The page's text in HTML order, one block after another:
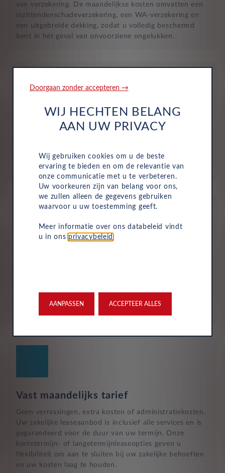
van verzekering. De maandelijkse kosten omvatten een
inzittendenschadeverzekering, een WA-verzekering en
een uitgebreide dekking, zodat u volledig beschermd
bent in het geval van onvoorziene ongelukken.
Geen investering of aanbetaling nodig
loopt uw bedrijf geen waarderisico en krijgt u niet te
maken met onverwachte rekeningen.
bedrijf te helpen over te stappen op een
Vast maandelijks tarief
Geen verrassingen, extra kosten of administratiekosten.
Uw zakelijke leaseaanbod is inclusief alle services en is
gegarandeerd voor de duur van uw termijn. Onze
kortetermijn- of langetermijnleaseopties geven u
flexibiliteit om aan te sluiten bij uw zakelijke behoeften
en uw kosten laag te houden.
Doorgaan zonder accepteren →
WIJ HECHTEN BELANG
AAN UW PRIVACY
Wij gebruiken cookies om u de beste
ervaring te bieden en om de relevantie van
onze communicatie met u te verbeteren.
Uw voorkeuren zijn van belang voor ons,
we zullen alleen de gegevens gebruiken
waarvoor u uw toestemming geeft.
Meer informatie over ons databeleid vindt
u in ons privacybeleid
AANPASSEN ACCEPTEER ALLES